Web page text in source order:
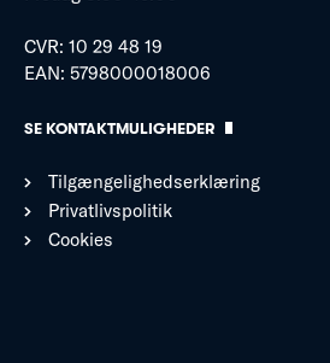
CVR: 10 29 48 19
EAN: 5798000018006
SE KONTAKTMULIGHEDER
Tilgængelighedserklæring
Privatlivspolitik
Cookies